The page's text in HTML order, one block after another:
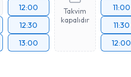
12:00
12:30
13:00
Takvim
kapalıdır
11:00
11:30
12:00